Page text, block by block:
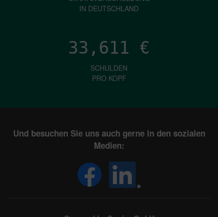
IN DEUTSCHLAND
33,611 €
SCHULDEN
PRO KOPF
Und besuchen Sie uns auch gerne in den sozialen
Medien: